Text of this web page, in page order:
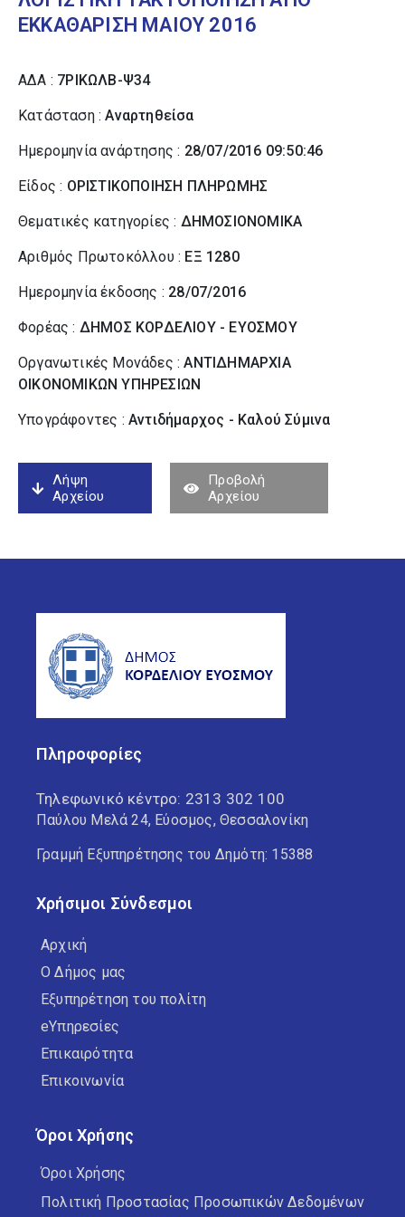
ΕΚΚΑΘΑΡΙΣΗ ΜΑΙΟΥ 2016
ΑΔΑ : 7ΡΙΚΩΛΒ-Ψ34
Κατάσταση :Αναρτηθείσα
Ημερομηνία ανάρτησης : 28/07/2016 09:50:46
Είδος : ΟΡΙΣΤΙΚΟΠΟΙΗΣΗ ΠΛΗΡΩΜΗΣ
Θεματικές κατηγορίες : ΔΗΜΟΣΙΟΝΟΜΙΚΑ
Αριθμός Πρωτοκόλλου : ΕΞ 1280
Ημερομηνία έκδοσης : 28/07/2016
Φορέας : ΔΗΜΟΣ ΚΟΡΔΕΛΙΟΥ - ΕΥΟΣΜΟΥ
Οργανωτικές Μονάδες :ΑΝΤΙΔΗΜΑΡΧΙΑ
ΟΙΚΟΝΟΜΙΚΩΝ ΥΠΗΡΕΣΙΩΝ
Υπογράφοντες : Αντιδήμαρχος - Καλού Σύµινα
Λήψη
Αρχείου
Προβολή
Αρχείου
Πληροφορίες
Τηλεφωνικό κέντρο: 2313 302 100
Παύλου Μελά 24, Εύοσμος, Θεσσαλονίκη
Γραμμή Εξυπηρέτησης του Δημότη: 15388
Χρήσιμοι Σύνδεσμοι
Αρχική
Ο Δήμος μας
Εξυπηρέτηση του πολίτη
eΥπηρεσίες
Επικαιρότητα
Επικοινωνία
Όροι Χρήσης
Όροι Χρήσης
Πολιτική Προστασίας Προσωπικών Δεδομένων